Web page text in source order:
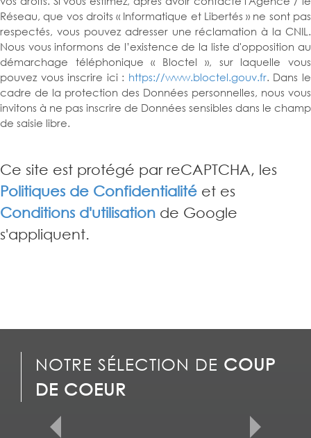
Réseau, que vos droits « Informatique et Libertés » ne sont pas
respectés, vous pouvez adresser une réclamation à la CNIL.
Nous vous informons de l’existence de la liste d'opposition au
démarchage téléphonique « Bloctel », sur laquelle vous
pouvez vous inscrire ici : https://www.bloctel.gouv.fr. Dans le
cadre de la protection des Données personnelles, nous vous
invitons à ne pas inscrire de Données sensibles dans le champ
de saisie libre.
Ce site est protégé par reCAPTCHA, les
Politiques de Confidentialité et es
Conditions d'utilisation de Google
s'appliquent.
NOTRE SÉLECTION DE COUP
DE COEUR